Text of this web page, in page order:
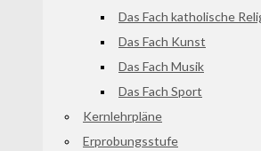
Das Fach katholische
Das Fach Kunst
Das Fach Musik
Das Fach Sport
Kernlehrpläne
Erprobungsstufe